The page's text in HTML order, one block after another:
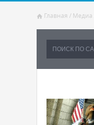
Главная / Медиа